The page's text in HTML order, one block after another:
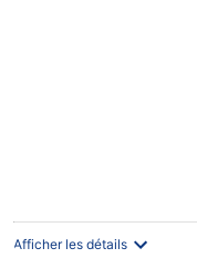
Afficher les détails